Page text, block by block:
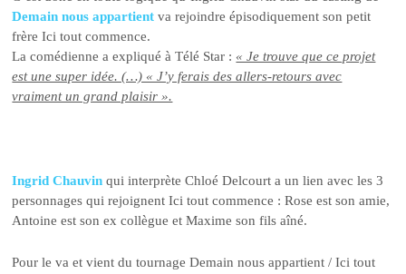
Demain nous appartient va rejoindre épisodiquement son petit
frère Ici tout commence.
La comédienne a expliqué à Télé Star : « Je trouve que ce projet
est une super idée. (…) « J’y ferais des allers-retours avec
vraiment un grand plaisir ».
Ingrid Chauvin qui interprète Chloé Delcourt a un lien avec les 3
personnages qui rejoignent Ici tout commence : Rose est son amie,
Antoine est son ex collègue et Maxime son fils aîné.
Pour le va et vient du tournage Demain nous appartient / Ici tout